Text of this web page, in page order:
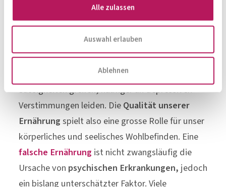
Alle zulassen
Auswahl erlauben
Ablehnen
Zudem ist auch ein Zusammenhang zwischen
der Ernährung und derStimmungslage
nachweislich erkennbar. Aktuelle Studien zeigen,
dass Jugendliche, die häufig zu Fastfood und
Süssigkeiten greifen, häufiger an depressiven
Verstimmungen leiden. DieQualität unserer
Ernährungspielt also eine grosse Rolle für unser
körperliches und seelisches Wohlbefinden. Eine
falsche Ernährung ist nicht zwangsläufig die
Ursache von psychischen Erkrankungen, jedoch
ein bislang unterschätzter Faktor. Viele